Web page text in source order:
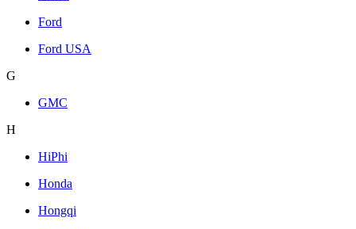
Ford
Ford USA
G
GMC
H
HiPhi
Honda
Hongqi